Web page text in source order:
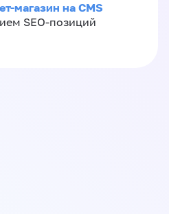
магазин на CMS
SEO-позиций